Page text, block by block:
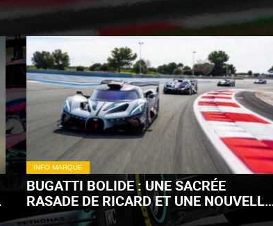
INFO MARQUE
BUGATTI BOLIDE : UNE SACRÉE
RASADE DE RICARD ET UNE NOUVELLE
LIVRÉE ! (+ VIDÉO)